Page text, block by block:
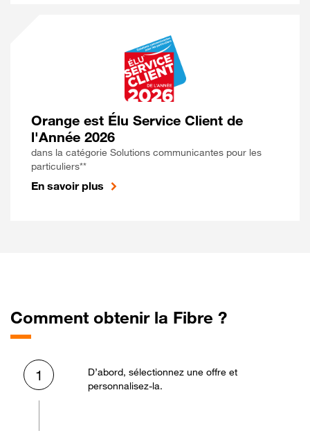
Orange est Élu Service Client de
l'Année 2026
dans la catégorie Solutions communicantes pour les
particuliers**
En savoir plus
Comment obtenir la Fibre ?
1
D’abord, sélectionnez une offre et
personnalisez-la.